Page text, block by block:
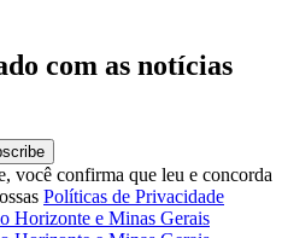
com as notícias
você confirma que leu e concorda
Políticas de Privacidade